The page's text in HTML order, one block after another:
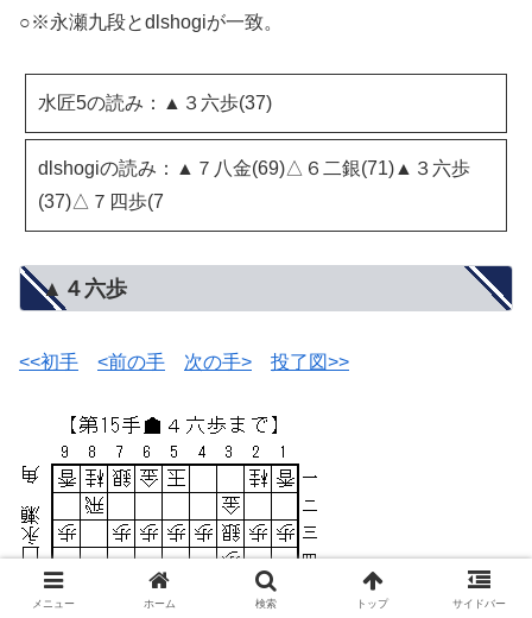
○※永瀬九段とdlshogiが一致。
水匠5の読み：▲３六歩(37)
dlshogiの読み：▲７八金(69)△６二銀(71)▲３六歩
(37)△７四歩(7
▲４六歩
<<初手 <前の手 次の手> 投了図>>
メニュー ホーム 検索 トップ サイドバー